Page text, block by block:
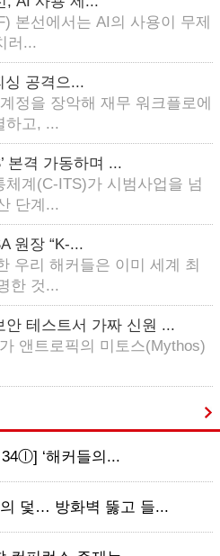
본선에서는 AI의 사용이 무제
러...
싱 공격으...
정을 장악해 재무 워크플로에
하고, ...
본격 가동하며 ...
계(C-ITS)가 시범사업을 넘
단계...
원장 “K-...
우리 해커들은 이미 세계 최
한 것...
안 테스트서 가짜 신원 ...
앤트로픽의 미토스(Mythos)
‘해커들의...
덫… 방화벽 뚫고 들...